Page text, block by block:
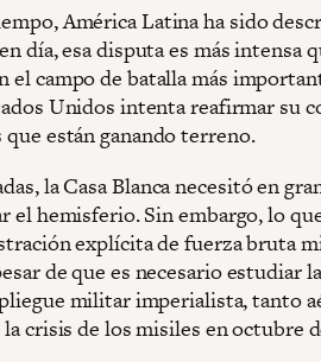
América Latina ha sido
día, esa disputa es más intensa
el campo de batalla más
Unidos intenta reafirmar su
están ganando terreno.
la Casa Blanca necesitó en
el hemisferio. Sin embargo, lo
explícita de fuerza bruta
de que es necesario estudiar
militar imperialista, tanto
crisis de los misiles en octubre